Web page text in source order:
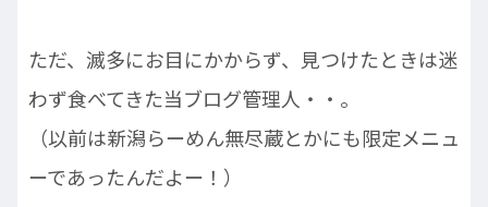
ただ、滅多にお目にかからず、見つけたときは迷
わず食べてきた当ブログ管理人・・。
（以前は新潟らーめん無尽蔵とかにも限定メニュ
ーであったんだよー！）